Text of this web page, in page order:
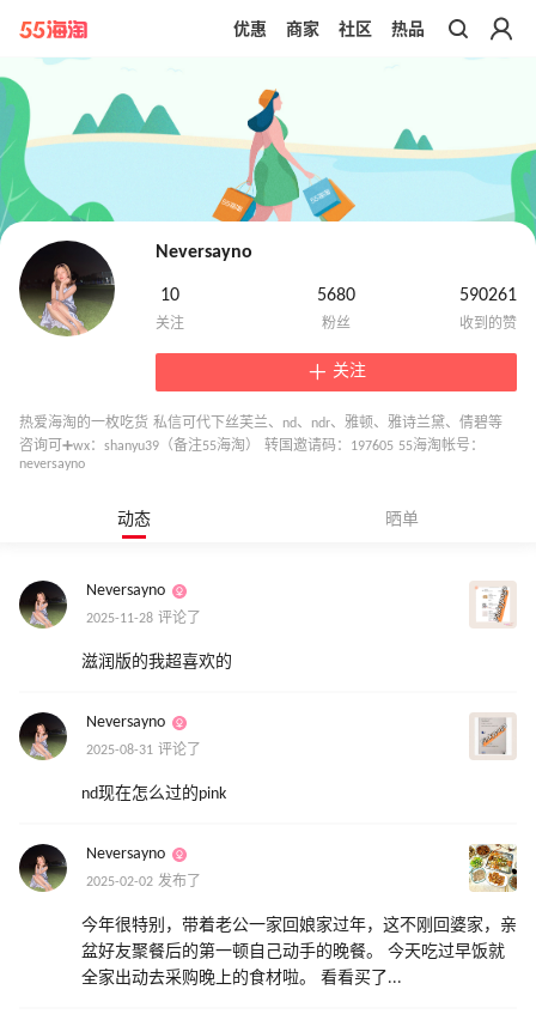
带你去官网买正品
优惠 商家 社区 热品
Neversayno
10 5680 590261
关注
热爱海淘的一枚吃货 私信可代下丝芙兰、nd、ndr、雅顿、雅诗兰黛、倩碧等
咨询可➕wx：shanyu39（备注55海淘） 转国邀请码：197605 55海淘帐号：
neversayno
动态 晒单
Neversayno
2025-11-28 评论了
滋润版的我超喜欢的
Neversayno
2025-08-31 评论了
nd现在怎么过的pink
Neversayno
2025-02-02 发布了
今年很特别，带着老公一家回娘家过年，这不刚回婆家，亲
盆好友聚餐后的第一顿自己动手的晚餐。 今天吃过早饭就
全家出动去采购晚上的食材啦。 看看买了...